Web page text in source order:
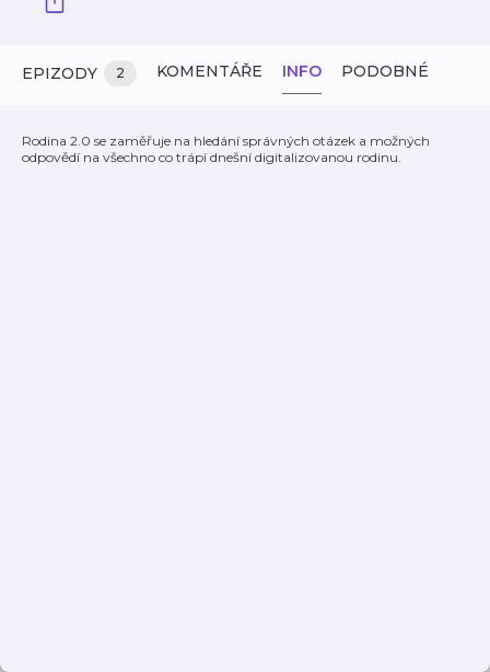
EPIZODY 2 KOMENTÁŘE INFO PODOBNÉ
Rodina 2.0 se zaměřuje na hledání správných otázek a možných
odpovědí na všechno co trápí dnešní digitalizovanou rodinu.